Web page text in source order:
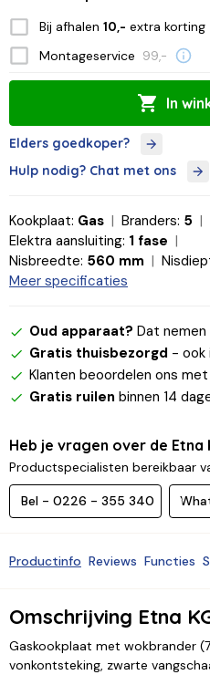
Bij afhalen 10,- extra korting
Montageservice 99,-
In
Elders goedkoper?
Hulp nodig? Chat met ons
Kookplaat: Gas Branders: 5
Elektra aansluiting: 1 fase
Nisbreedte: 560 mm
Meer specificaties
Oud apparaat? Dat nemen
Gratis thuisbezorgd - ook
Klanten beoordelen ons
Gratis ruilen binnen 14
Heb je vragen over de Etna
Productspecialisten bereikbaar
Bel - 0226 - 355 340
Productinfo Reviews Functies
Omschrijving Etna
Gaskookplaat met wokbrander
vonkontsteking, zwarte